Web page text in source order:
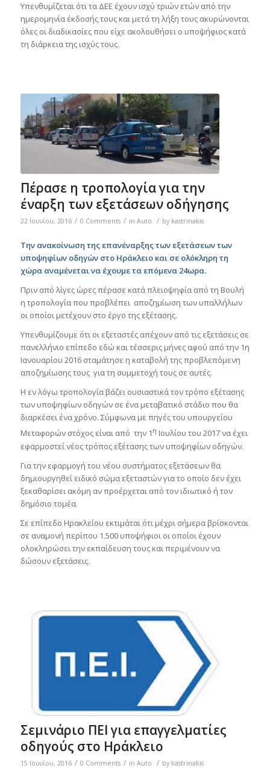
Υπενθυμίζεται ότι τα ΔΕΕ έχουν ισχύ τριών ετών από την
ημερομηνία έκδοσής τους και μετά τη λήξη τους ακυρώνονται
όλες οι διαδικασίες που είχε ακολουθήσει ο υποψήφιος κατά
τη διάρκεια της ισχύς τους.
Πέρασε η τροπολογία για την
έναρξη των εξετάσεων οδήγησης
22 Ιουνίου, 2016 / 0 Comments / in Auto / by kastrinakis
Την ανακοίνωση της επανέναρξης των εξετάσεων των
υποψηφίων οδηγών στο Ηράκλειο και σε ολόκληρη τη
χώρα αναμένεται να έχουμε τα επόμενα 24ωρα.
Πριν από λίγες ώρες πέρασε κατά πλειοψηφία από τη Βουλή
η τροπολογία που προβλέπει αποζημίωση των υπαλλήλων
οι οποίοι μετέχουν στο έργο της εξέτασης.
Υπενθυμίζουμε ότι οι εξεταστές απέχουν από τις εξετάσεις σε
πανελλήνιο επίπεδο εδώ και τέσσερις μήνες αφού από την 1η
Ιανουαρίου 2016 σταμάτησε η καταβολή της προβλεπόμενη
αποζημίωσης τους για τη συμμετοχή τους σε αυτές.
Η εν λόγω τροπολογία βάζει ουσιαστικά τον τρόπο εξέτασης
των υποψηφίων οδηγών σε ένα μεταβατικό στάδιο που θα
διαρκέσει ένα χρόνο. Σύμφωνα με πηγές του υπουργείου
Μεταφορών στόχος είναι από την 1 η Ιουλίου του 2017 να έχει
εφαρμοστεί νέος τρόπος εξέτασης των υποψηφίων οδηγών.
Για την εφαρμογή του νέου συστήματος εξετάσεων θα
δημιουργηθεί ειδικό σώμα εξεταστών για το οποίο δεν έχει
ξεκαθαρίσει ακόμη αν προέρχεται από τον ιδιωτικό ή τον
δημόσιο τομέα.
Σε επίπεδο Ηρακλείου εκτιμάται ότι μέχρι σήμερα βρίσκονται
σε αναμονή περίπου 1.500 υποψήφιοι οι οποίοι έχουν
ολοκληρώσει την εκπαίδευση τους και περιμένουν να
δώσουν εξετάσεις.
Σεμινάριο ΠΕΙ για επαγγελματίες
οδηγούς στο Ηράκλειο
15 Ιουνίου, 2016 / 0 Comments / in Auto / by kastrinakis